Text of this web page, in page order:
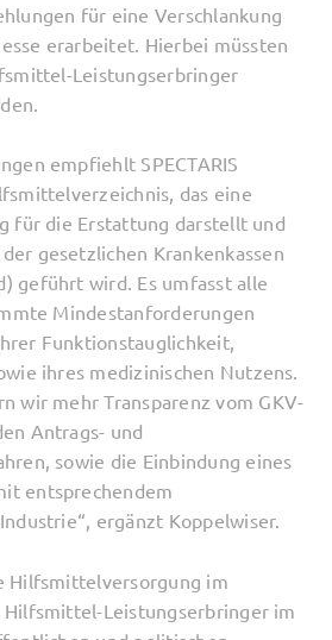
für eine Verschlankung
erarbeitet. Hierbei müssten
Leistungserbringer
empfiehlt SPECTARIS
das eine
für die Erstattung darstellt und
gesetzlichen Krankenkassen
geführt wird. Es umfasst alle
Mindestanforderungen
Funktionstauglichkeit,
ihres medizinischen Nutzens.
wir mehr Transparenz vom GKV-
Antrags- und
sowie die Einbindung eines
entsprechendem
ergänzt Koppelwiser.
Hilfsmittelversorgung im
Leistungserbringer im